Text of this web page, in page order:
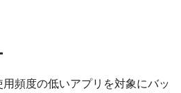
頻度の低いアプリを対象にバッ